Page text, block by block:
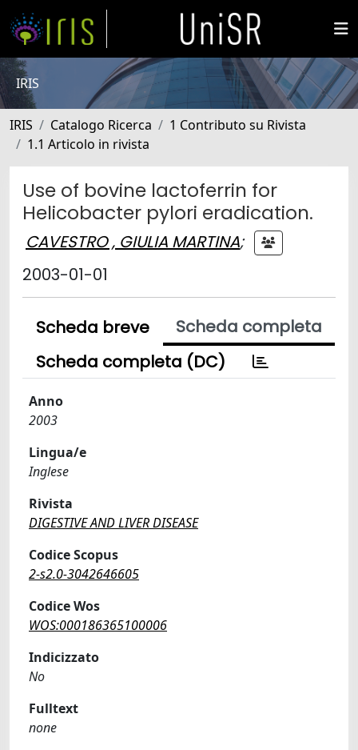
IRIS
IRIS Catalogo Ricerca
1 Contributo su Rivista
1.1 Articolo in rivista
Use of bovine lactoferrin for
Helicobacter pylori eradication.
CAVESTRO , GIULIA MARTINA;
2003-01-01
Scheda breve
Scheda completa
Scheda completa (DC)
Anno
2003
Lingua/e
Inglese
Rivista
DIGESTIVE AND LIVER DISEASE
Codice Scopus
2-s2.0-3042646605
Codice Wos
WOS:000186365100006
Indicizzato
No
Fulltext
none